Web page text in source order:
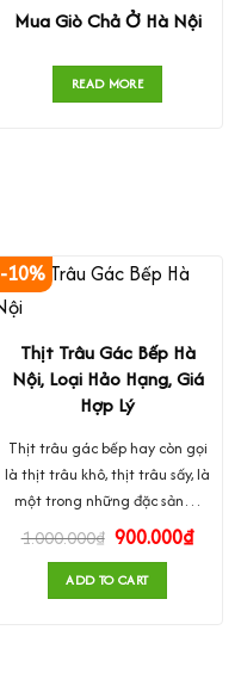
Mua Giò Chả Ở Hà Nội
READ MORE
-10%
Thịt Trâu Gác Bếp Hà
Nội, Loại Hảo Hạng, Giá
Hợp Lý
Thịt trâu gác bếp hay còn gọi
là thịt trâu khô, thịt trâu sấy, là
một trong những đặc sản…
1.000.000₫ 900.000₫
ADD TO CART